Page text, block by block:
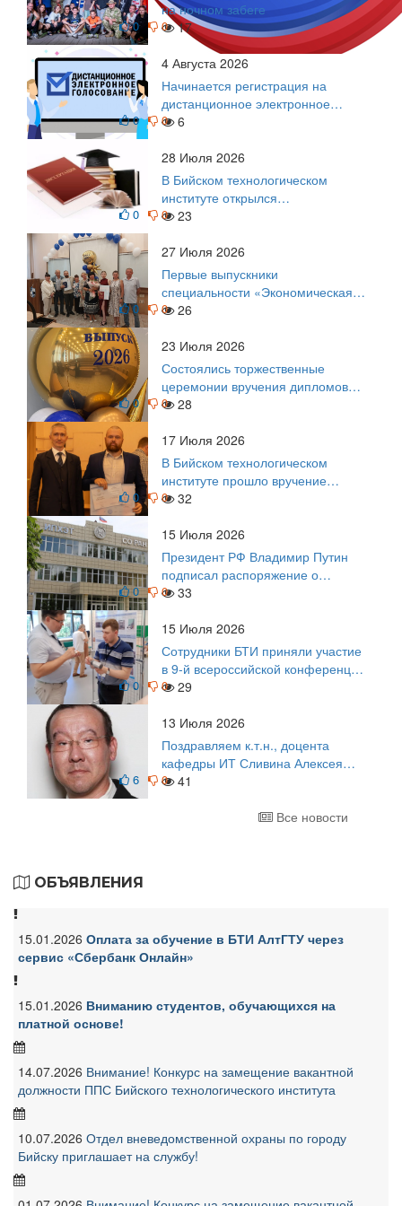
на ночном забеге
0 0 17
4 Августа 2026
Начинается регистрация на
дистанционное электронное
голосование на выборы!
0 0 6
28 Июля 2026
В Бийском технологическом
институте открылся
диссертационный совет!
0 0 23
27 Июля 2026
Первые выпускники
специальности «Экономическая
безопасность»
0 0 26
23 Июля 2026
Состоялись торжественные
церемонии вручения дипломов
выпускникам БТИ
0 0 28
17 Июля 2026
В Бийском технологическом
институте прошло вручение
дипломов
0 0 32
15 Июля 2026
Президент РФ Владимир Путин
подписал распоряжение о
поощрении граждан и трудовых
0 0 33
15 Июля 2026
Сотрудники БТИ приняли участие
в 9-й всероссийской конференции
по задачам со свободными
0 0 29
13 Июля 2026
Поздравляем к.т.н., доцента
кафедры ИТ Сливина Алексея
Николаевича с юбилеем!
6 0 41
Все новости
ОБЪЯВЛЕНИЯ
15.01.2026 Оплата за обучение в БТИ АлтГТУ через
сервис «Сбербанк Онлайн»
15.01.2026 Вниманию студентов, обучающихся на
платной основе!
14.07.2026 Внимание! Конкурс на замещение вакантной
должности ППС Бийского технологического института
10.07.2026 Отдел вневедомственной охраны по городу
Бийску приглашает на службу!